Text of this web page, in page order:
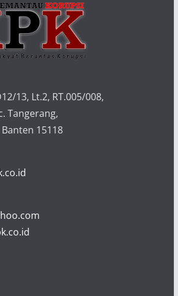
13, Lt.2, RT.005/008,
Tangerang,
15118